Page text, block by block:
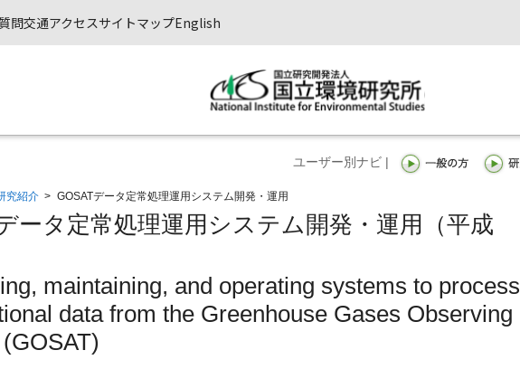
問交通アクセスサイトマップEnglish
ユーザー別ナビ |
究紹介 > GOSATデータ定常処理運用システム開発・運用
ータ定常処理運用システム開発・運用（平成
maintaining, and operating systems to process
data from the Greenhouse Gases Observing